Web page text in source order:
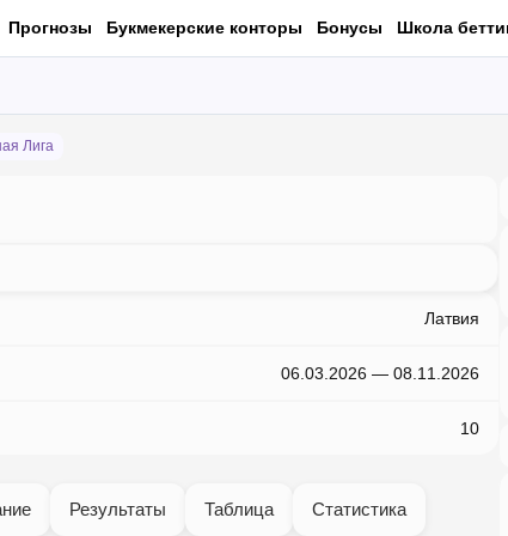
Прогнозы Букмекерские конторы Бонусы Школа
Лига
Латвия
06.03.2026 — 08.11.2026
10
Результаты Таблица Статистика